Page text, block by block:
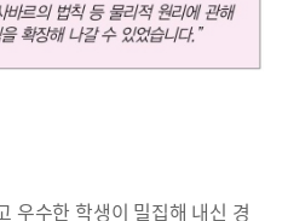
우수한 학생이 밀집해 내신 경